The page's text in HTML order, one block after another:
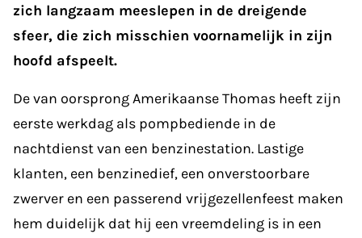
zich langzaam meeslepen in de dreigende
sfeer, die zich misschien voornamelijk in zijn
hoofd afspeelt.
De van oorsprong Amerikaanse Thomas heeft zijn
eerste werkdag als pompbediende in de
nachtdienst van een benzinestation. Lastige
klanten, een benzinedief, een onverstoorbare
zwerver en een passerend vrijgezellenfeest maken
hem duidelijk dat hij een vreemdeling is in een